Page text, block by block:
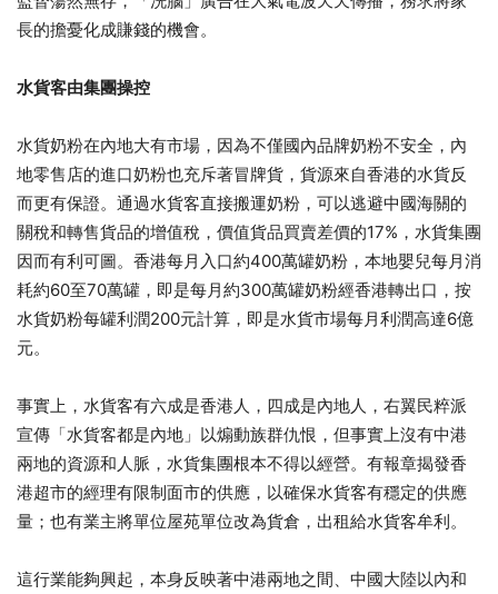
長的擔憂化成賺錢的機會。
水貨客由集團操控
水貨奶粉在內地大有市場，因為不僅國內品牌奶粉不安全，內
地零售店的進口奶粉也充斥著冒牌貨，貨源來自香港的水貨反
而更有保證。通過水貨客直接搬運奶粉，可以逃避中國海關的
關稅和轉售貨品的增值稅，價值貨品買賣差價的17%，水貨集團
因而有利可圖。香港每月入口約400萬罐奶粉，本地嬰兒每月消
耗約60至70萬罐，即是每月約300萬罐奶粉經香港轉出口，按
水貨奶粉每罐利潤200元計算，即是水貨市場每月利潤高達6億
元。
事實上，水貨客有六成是香港人，四成是內地人，右翼民粹派
宣傳「水貨客都是內地」以煽動族群仇恨，但事實上沒有中港
兩地的資源和人脈，水貨集團根本不得以經營。有報章揭發香
港超市的經理有限制面市的供應，以確保水貨客有穩定的供應
量；也有業主將單位屋苑單位改為貨倉，出租給水貨客牟利。
這行業能夠興起，本身反映著中港兩地之間、中國大陸以內和